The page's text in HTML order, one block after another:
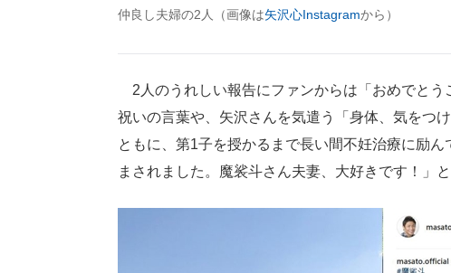
仲良し夫婦の2人（画像は矢沢心Instagramから）
2人のうれしい報告にファンからは「おめでと
祝いの言葉や、矢沢さんを気遣う「身体、気をつ
ともに、第1子を授かるまで長い間不妊治療に励
まされました。魔裟斗さん夫妻、大好きです！」